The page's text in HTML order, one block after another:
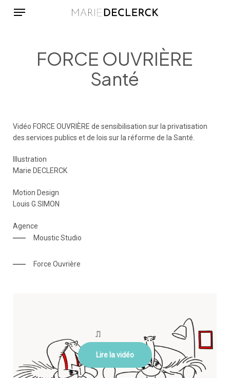
Menu
FORCE OUVRIÈRE
Santé
Vidéo FORCE OUVRIÈRE de sensibilisation sur la privatisation
des services publics et de lois sur la réforme de la Santé.
Illustration
Marie DECLERCK
Motion Design
Louis G SIMON
Agence
Moustic Studio
Force Ouvrière
Lire la vidéo